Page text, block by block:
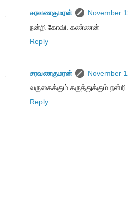
சரவணகுமரன்
November
நன்றி கோவி. கண்ணன்
Reply
சரவணகுமரன்
November
வருகைக்கும் கருத்துக்கும் நன்றி
Reply